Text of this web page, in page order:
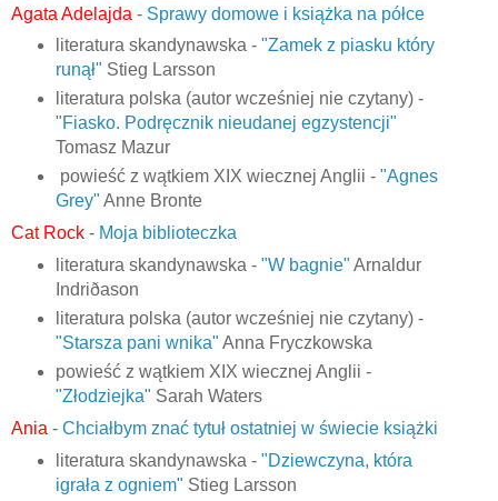
Agata Adelajda - Sprawy domowe i książka na półce
literatura skandynawska - "Zamek z piasku który
runął" Stieg Larsson
literatura polska (autor wcześniej nie czytany) -
"Fiasko. Podręcznik nieudanej egzystencji"
Tomasz Mazur
powieść z wątkiem XIX wiecznej Anglii - "Agnes
Grey" Anne Bronte
Cat Rock - Moja biblioteczka
literatura skandynawska - "W bagnie" Arnaldur
Indriðason
literatura polska (autor wcześniej nie czytany) -
"Starsza pani wnika" Anna Fryczkowska
powieść z wątkiem XIX wiecznej Anglii -
"Złodziejka" Sarah Waters
Ania - Chciałbym znać tytuł ostatniej w świecie książki
literatura skandynawska - "Dziewczyna, która
igrała z ogniem" Stieg Larsson